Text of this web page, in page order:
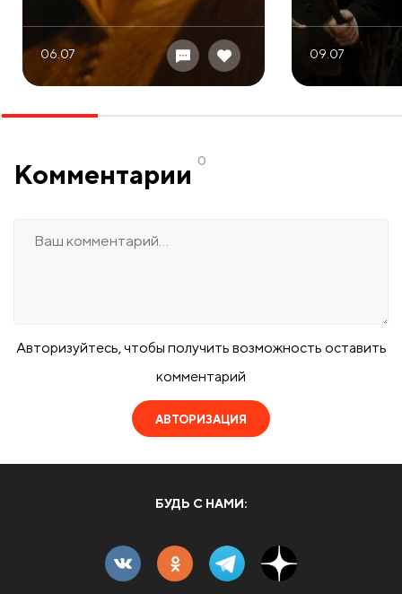
06.07 09.07
Комментарии 0
Авторизуйтесь, чтобы получить возможность оставить
комментарий
АВТОРИЗАЦИЯ
БУДЬ С НАМИ: